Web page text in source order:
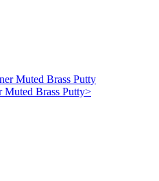
Brass Putty>